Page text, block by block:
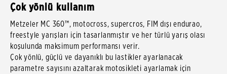
Çok yönlü kullanım
Metzeler MC 360™, motocross, supercros, FIM dışı endurao,
freestyle yarışları için tasarlanmıştır ve her türlü yarış olası
koşulunda maksimum performansı verir.
Çok yönlü, güçlü ve dayanıklı bu lastikler ayarlanacak
parametre sayısını azaltarak motosikleti ayarlamak için